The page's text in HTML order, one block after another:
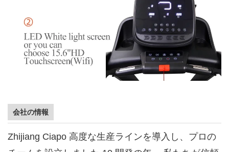
会社の情報
Zhijiang Ciapo 高度な生産ラインを導入し、プロの